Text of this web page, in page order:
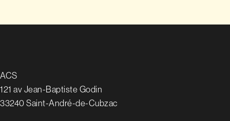
ACS
121 av Jean-Baptiste Godin
33240 Saint-André-de-Cubzac